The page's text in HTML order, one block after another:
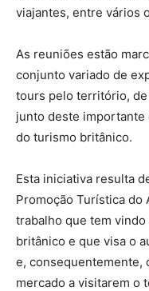
viajantes, entre vários
As reuniões estão
conjunto variado de
tours pelo território,
junto deste
do turismo britânico.
Esta iniciativa resulta
Promoção Turística do
trabalho que tem
britânico e que visa o
e, consequentemente,
mercado a visitarem o